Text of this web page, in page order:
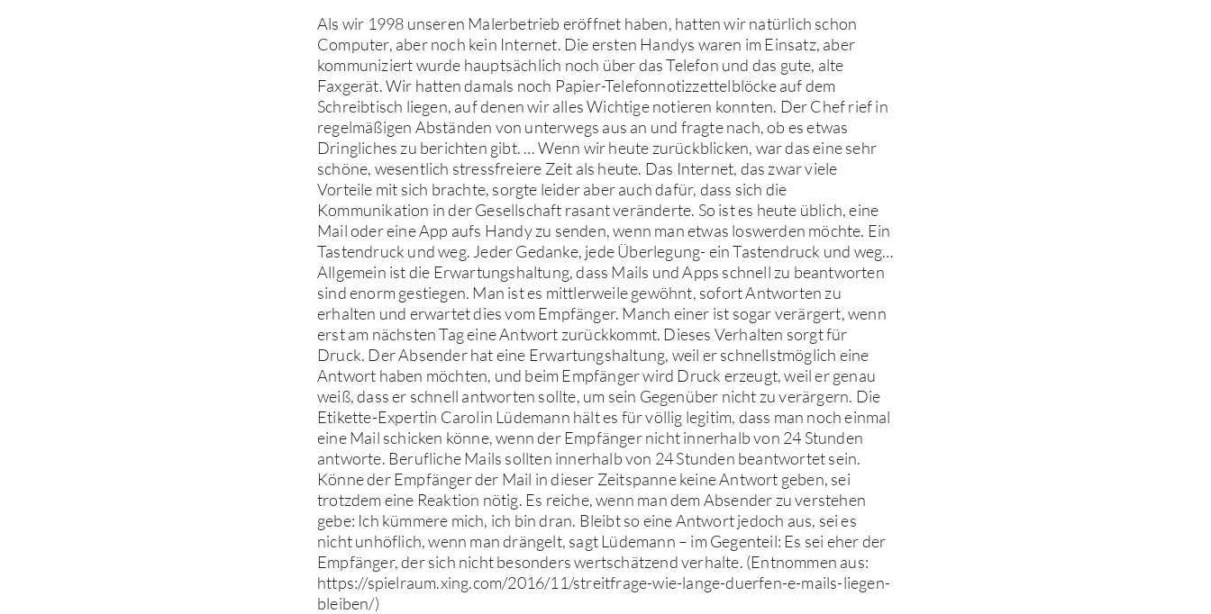
Als wir 1998 unseren Malerbetrieb eröffnet haben, hatten wir natürlich schon
Computer, aber noch kein Internet. Die ersten Handys waren im Einsatz, aber
kommuniziert wurde hauptsächlich noch über das Telefon und das gute, alte
Faxgerät. Wir hatten damals noch Papier-Telefonnotizzettelblöcke auf dem
Schreibtisch liegen, auf denen wir alles Wichtige notieren konnten. Der Chef rief in
regelmäßigen Abständen von unterwegs aus an und fragte nach, ob es etwas
Dringliches zu berichten gibt. … Wenn wir heute zurückblicken, war das eine sehr
schöne, wesentlich stressfreiere Zeit als heute. Das Internet, das zwar viele
Vorteile mit sich brachte, sorgte leider aber auch dafür, dass sich die
Kommunikation in der Gesellschaft rasant veränderte. So ist es heute üblich, eine
Mail oder eine App aufs Handy zu senden, wenn man etwas loswerden möchte. Ein
Tastendruck und weg. Jeder Gedanke, jede Überlegung- ein Tastendruck und weg…
Allgemein ist die Erwartungshaltung, dass Mails und Apps schnell zu beantworten
sind enorm gestiegen. Man ist es mittlerweile gewöhnt, sofort Antworten zu
erhalten und erwartet dies vom Empfänger. Manch einer ist sogar verärgert, wenn
erst am nächsten Tag eine Antwort zurückkommt. Dieses Verhalten sorgt für
Druck. Der Absender hat eine Erwartungshaltung, weil er schnellstmöglich eine
Antwort haben möchten, und beim Empfänger wird Druck erzeugt, weil er genau
weiß, dass er schnell antworten sollte, um sein Gegenüber nicht zu verärgern. Die
Etikette-Expertin Carolin Lüdemann hält es für völlig legitim, dass man noch einmal
eine Mail schicken könne, wenn der Empfänger nicht innerhalb von 24 Stunden
antworte. Berufliche Mails sollten innerhalb von 24 Stunden beantwortet sein.
Könne der Empfänger der Mail in dieser Zeitspanne keine Antwort geben, sei
trotzdem eine Reaktion nötig. Es reiche, wenn man dem Absender zu verstehen
gebe: Ich kümmere mich, ich bin dran. Bleibt so eine Antwort jedoch aus, sei es
nicht unhöflich, wenn man drängelt, sagt Lüdemann – im Gegenteil: Es sei eher der
Empfänger, der sich nicht besonders wertschätzend verhalte. (Entnommen aus:
https://spielraum.xing.com/2016/11/streitfrage-wie-lange-duerfen-e-mails-liegen-
bleiben/)